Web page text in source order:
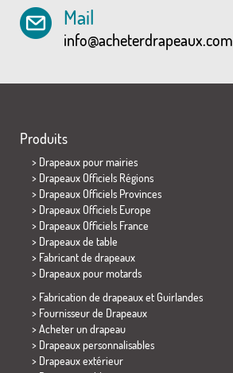
Mail
info@acheterdrapeaux.com
Produits
> Drapeaux pour mairies
> Drapeaux Officiels Régions
> Drapeaux Officiels Provinces
> Drapeaux Officiels Europe
> Drapeaux Officiels France
> Drapeaux de table
> Fabricant de drapeaux
> Drapeaux pour motards
> Fabrication de drapeaux et Guirlandes
> Fournisseur de Drapeaux
> Acheter un drapeau
> Drapeaux personnalisables
> Drapeaux extérieur